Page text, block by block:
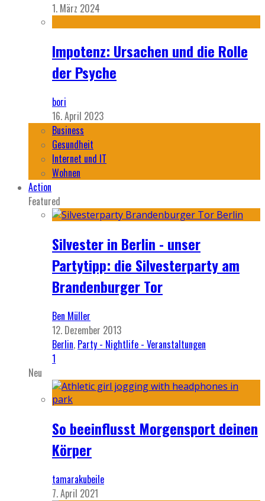
1. März 2024
Impotenz: Ursachen und die Rolle
der Psyche
bori
16. April 2023
Business
Gesundheit
Internet und IT
Wohnen
Action
Featured
Silvester in Berlin - unser
Partytipp: die Silvesterparty am
Brandenburger Tor
Ben Müller
12. Dezember 2013
Berlin, Party - Nightlife - Veranstaltungen
1
Neu
So beeinflusst Morgensport deinen
Körper
tamarakubeile
7. April 2021